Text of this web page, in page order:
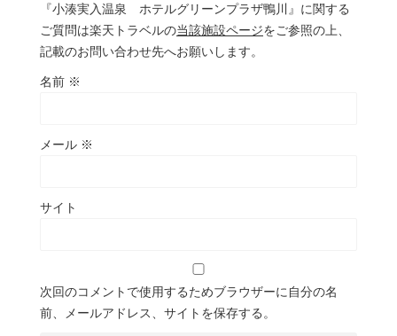
『小湊実入温泉 ホテルグリーンプラザ鴨川』に関する
ご質問は楽天トラベルの当該施設ページをご参照の上、
記載のお問い合わせ先へお願いします。
名前 ※
メール ※
サイト
次回のコメントで使用するためブラウザーに自分の名
前、メールアドレス、サイトを保存する。